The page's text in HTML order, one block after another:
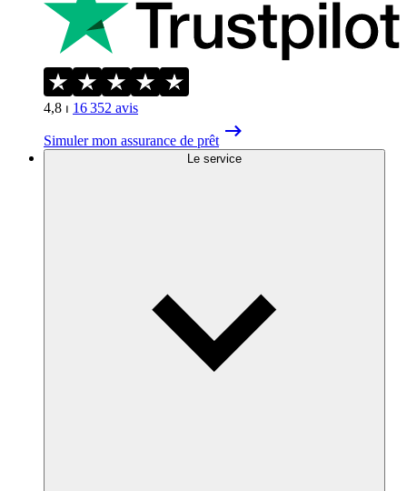
4,8 ⏐ 16 352 avis
Simuler mon assurance de prêt
Le service